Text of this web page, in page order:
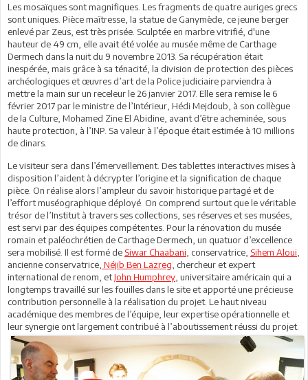
Les mosaïques sont magnifiques. Les fragments de quatre auriges grecs
sont uniques. Pièce maîtresse, la statue de Ganymède, ce jeune berger
enlevé par Zeus, est très prisée. Sculptée en marbre vitrifié, d'une
hauteur de 49 cm, elle avait été volée au musée même de Carthage
Dermech dans la nuit du 9 novembre 2013. Sa récupération était
inespérée, mais grâce à sa ténacité, la division de protection des pièces
archéologiques et œuvres d’art de la Police judiciaire parviendra à
mettre la main sur un receleur le 26 janvier 2017. Elle sera remise le 6
février 2017 par le ministre de l’Intérieur, Hédi Mejdoub, à son collègue
de la Culture, Mohamed Zine El Abidine, avant d’être acheminée, sous
haute protection, à l’INP. Sa valeur à l’époque était estimée à 10 millions
de dinars.
Le visiteur sera dans l’émerveillement. Des tablettes interactives mises à
disposition l’aident à décrypter l’origine et la signification de chaque
pièce. On réalise alors l’ampleur du savoir historique partagé et de
l’effort muséographique déployé. On comprend surtout que le véritable
trésor de l’Institut à travers ses collections, ses réserves et ses musées,
est servi par des équipes compétentes. Pour la rénovation du musée
romain et paléochrétien de Carthage Dermech, un quatuor d’excellence
sera mobilisé. Il est formé de Siwar Chaabani , conservatrice, Sihem Aloui
ancienne conservatrice, Néjib Ben Lazreg , chercheur et expert
international de renom, etJohn Humphrey , universitaire américain qui a
longtemps travaillé sur les fouilles dans le site et apporté une précieuse
contribution personnelle à la réalisation du projet. Le haut niveau
académique des membres de l’équipe, leur expertise opérationnelle et
leur synergie ont largement contribué à l’aboutissement réussi du projet.